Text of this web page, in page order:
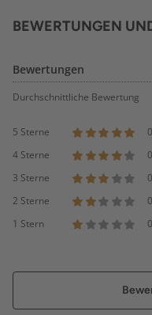
BEWERTUNGEN
Bewertungen
Durchschnittliche Bewertung
5 Sterne
0
4 Sterne
0
3 Sterne
0
2 Sterne
0
1 Stern
0